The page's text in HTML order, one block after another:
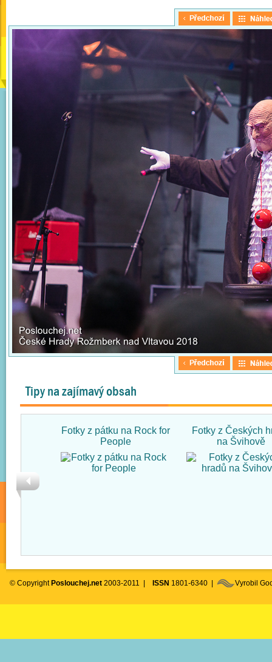
Tipy na zajímavý obsah
Fotky z pátku na Rock for
People
Fotky z Českých
na Švihově
© Copyright Poslouchej.net 2003-2011 | ISSN 1801-6340 | Vyrobil